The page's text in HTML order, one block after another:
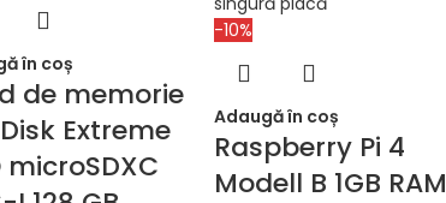
în coș
de memorie
Extreme
microSDXC
-10%
Adaugă în coș
Raspberry Pi 4
Modell B 1GB RAM